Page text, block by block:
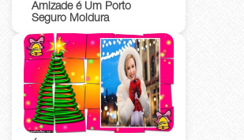
Amizade é Um Porto
Seguro Moldura